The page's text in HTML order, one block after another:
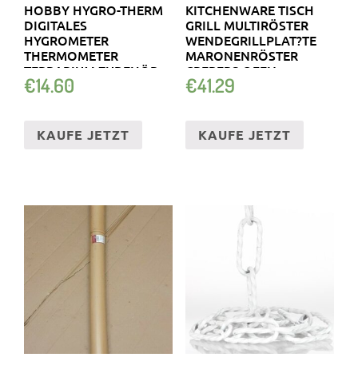
HOBBY HYGRO-THERM
DIGITALES
HYGROMETER
THERMOMETER
TERRARIUM ZUBEHÖR
TERRARISTIK
€14.60
KAUFE JETZT
KITCHENWARE TISCH
GRILL MULTIRÖSTER
WENDEGRILLPLAT?TE
MARONENRÖSTER
CREPERS OFEN
€41.29
KAUFE JETZT